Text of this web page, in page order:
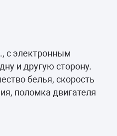
с электронным
и другую сторону.
белья, скорость
поломка двигателя